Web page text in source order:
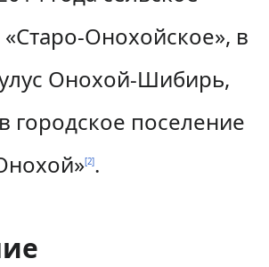
Онохойское», в
Онохой-Шибирь,
городское поселение
[2].